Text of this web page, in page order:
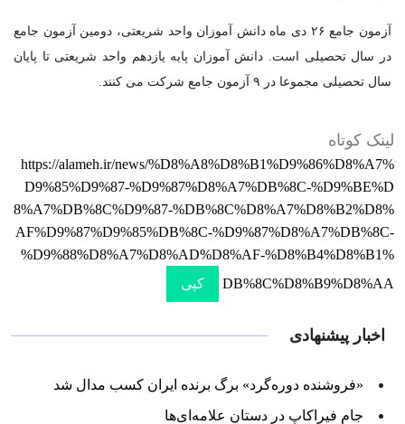
آزمون جامع ۲۶ دی ماه دانش آموزان واحد شریعتی، دومین آزمون جامع
در سال تحصیلی است. دانش آموزان پایه یازدهم واحد شریعتی تا پایان
سال تحصیلی مجموعا در ۹ آزمون جامع شرکت می کنند.
لینک کوتاه
https://alameh.ir/news/%D8%A8%D8%B1%D9%86%D8%A7%
D9%85%D9%87-%D9%87%D8%A7%DB%8C-%D9%BE%D
8%A7%DB%8C%D9%87-%DB%8C%D8%A7%D8%B2%D8%
AF%D9%87%D9%85%DB%8C-%D9%87%D8%A7%DB%8C-
%D9%88%D8%A7%D8%AD%D8%AF-%D8%B4%D8%B1%
DB%8C%D8%B9%D8%AA
کپی
اخبار پیشنهادی
«فروشنده دوره‌گرد» برگ برنده ایران کسب مدال شد
جام فیراکاپ در دستان علامه‌ای‌ها